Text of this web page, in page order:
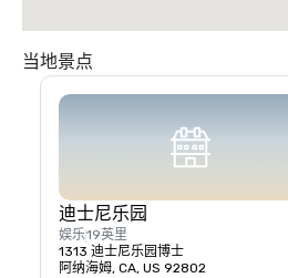
当地景点
迪士尼乐园
娱乐19英里
1313 迪士尼乐园博士
阿纳海姆, CA, US 92802